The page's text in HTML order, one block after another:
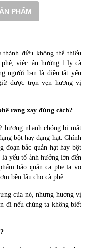
PHẨM
điều không thể thiếu
việc tận hưởng 1 ly cà
người bạn là điều tất yếu
được trọn vẹn hương vị
rang xay đúng cách?
hương nhanh chóng bị mất
bột hay dạng hạt. Chính
đoạn bảo quản hạt hay bột
là yếu tố ảnh hưởng lớn đến
bảo quản cà phê là vô
bền lâu cho cà phê.
của nó, nhưng hương vị
đi nếu chúng ta không biết